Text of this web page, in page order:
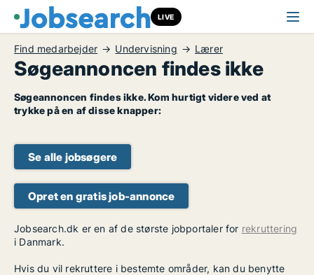
LIVE
Find medarbejder Undervisning Lærer
Søgeannoncen findes ikke
Søgeannoncen findes ikke. Kom hurtigt videre ved at
trykke på en af disse knapper:
Se alle jobsøgere
Opret en gratis job-annonce
Jobsearch.dk er en af de største jobportaler for rekruttering
i Danmark.
Hvis du vil rekruttere i bestemte områder, kan du benytte